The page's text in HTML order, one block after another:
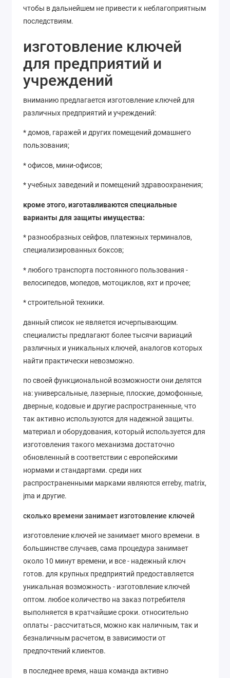
чтобы в дальнейшем не привести к неблагоприятным
последствиям.
изготовление ключей
для предприятий и
учреждений
вниманию предлагается изготовление ключей для
различных предприятий и учреждений:
* домов, гаражей и других помещений домашнего
пользования;
* офисов, мини-офисов;
* учебных заведений и помещений здравоохранения;
кроме этого, изготавливаются специальные
варианты для защиты имущества:
* разнообразных сейфов, платежных терминалов,
специализированных боксов;
* любого транспорта постоянного пользования -
велосипедов, мопедов, мотоциклов, яхт и прочее;
* строительной техники.
данный список не является исчерпывающим.
специалисты предлагают более тысячи вариаций
различных и уникальных ключей, аналогов которых
найти практически невозможно.
по своей функциональной возможности они делятся
на: универсальные, лазерные, плоские, домофонные,
дверные, кодовые и другие распространенные, что
так активно используются для надежной защиты.
материал и оборудования, который используется для
изготовления такого механизма достаточно
обновленный в соответствии с европейскими
нормами и стандартами. среди них
распространенными марками являются erreby, matrix,
jma и другие.
сколько времени занимает изготовление ключей
изготовление ключей не занимает много времени. в
большинстве случаев, сама процедура занимает
около 10 минут времени, и все - надежный ключ
готов. для крупных предприятий предоставляется
уникальная возможность - изготовление ключей
оптом. любое количество на заказ потребителя
выполняется в кратчайшие сроки. относительно
оплаты - рассчитаться, можно как наличным, так и
безналичным расчетом, в зависимости от
предпочтений клиентов.
в последнее время, наша команда активно